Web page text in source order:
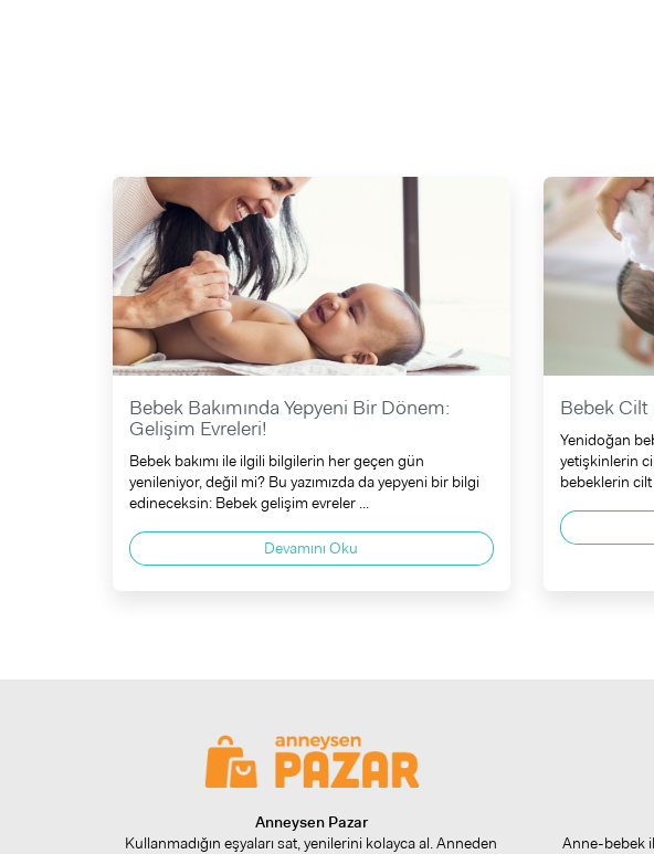
Bebek Bakımında Yepyeni Bir Dönem:
Gelişim Evreleri!
Bebek bakımı ile ilgili bilgilerin her geçen gün
yenileniyor, değil mi? Bu yazımızda da yepyeni bir bilgi
edineceksin: Bebek gelişim evreler ...
Devamını Oku
Bebek Cilt
Yenidoğan
yetişkinlerin
bebeklerin
Anneysen Pazar
Kullanmadığın eşyaları sat, yenilerini kolayca al. Anneden
Anne-bebek